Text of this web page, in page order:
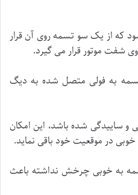
که از یک سو تسمه روی آن قرار
شفت موتور قرار می گیرد.
تسمه به فولی متصل شده به دیگ
و ساییدگی شده باشد، این امکان
در موقعیت خود باقی نماید.
به خوبی چرخش نداشته باعث